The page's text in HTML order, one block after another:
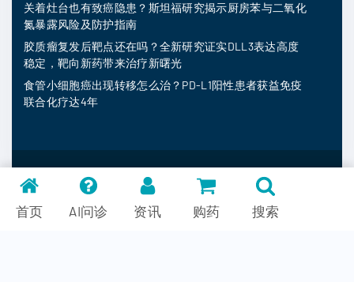
关着灶台也有致癌隐患？斯坦福研究揭示厨房苯与二氧化
氮暴露风险及防护指南
胶质瘤复发后靶点还在吗？全新研究证实DLL3表达高度
稳定，靶向新药带来治疗新曙光
食管小细胞癌出现转移怎么治？PD-L1阳性患者获益免疫
联合化疗达4年
MedFind © 2026
首页 AI问诊 资讯 购药 搜索